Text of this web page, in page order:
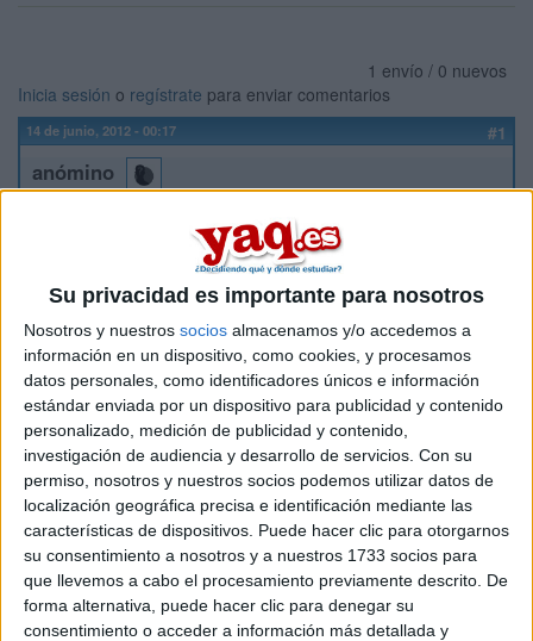
Su privacidad es importante para nosotros
Nosotros y nuestros socios almacenamos y/o accedemos a
información en un dispositivo, como cookies, y procesamos
datos personales, como identificadores únicos e información
estándar enviada por un dispositivo para publicidad y contenido
personalizado, medición de publicidad y contenido,
investigación de audiencia y desarrollo de servicios. Con su
permiso, nosotros y nuestros socios podemos utilizar datos de
localización geográfica precisa e identificación mediante las
características de dispositivos. Puede hacer clic para otorgarnos
su consentimiento a nosotros y a nuestros 1733 socios para
que llevemos a cabo el procesamiento previamente descrito. De
forma alternativa, puede hacer clic para denegar su
consentimiento o acceder a información más detallada y
1 envío / 0 nuevos
Inicia sesión o regístrate para enviar comentarios
14 de junio, 2012 - 00:17 #1
anómino
Hola, soy de la UCLM y estoy realizando la preinscripción para
la Universidad de Alcalá de Henares, pero estoy liado porque
encontré dos solicitudes distintas, ?¿cual debo rellenar?:
https://preinscripcion.uah.es/PreinsPublico/entradaPublica.do?
nocache=66...
?¿esta que esta en la pagina de la universidad
de alcala y es donde quiero estudiar?¿
http://www.uah.es/acceso_informacion_academica/
?¿o este impreso?¿ Porfavor ayudadme que estoy muy liado¡¡
Inicio
Etiquetas: La universidad - un mundo UAH UCLM